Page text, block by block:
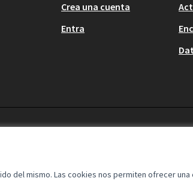
del mismo. Las cookies nos permiten ofrecer una
Crea una cuenta
Entra